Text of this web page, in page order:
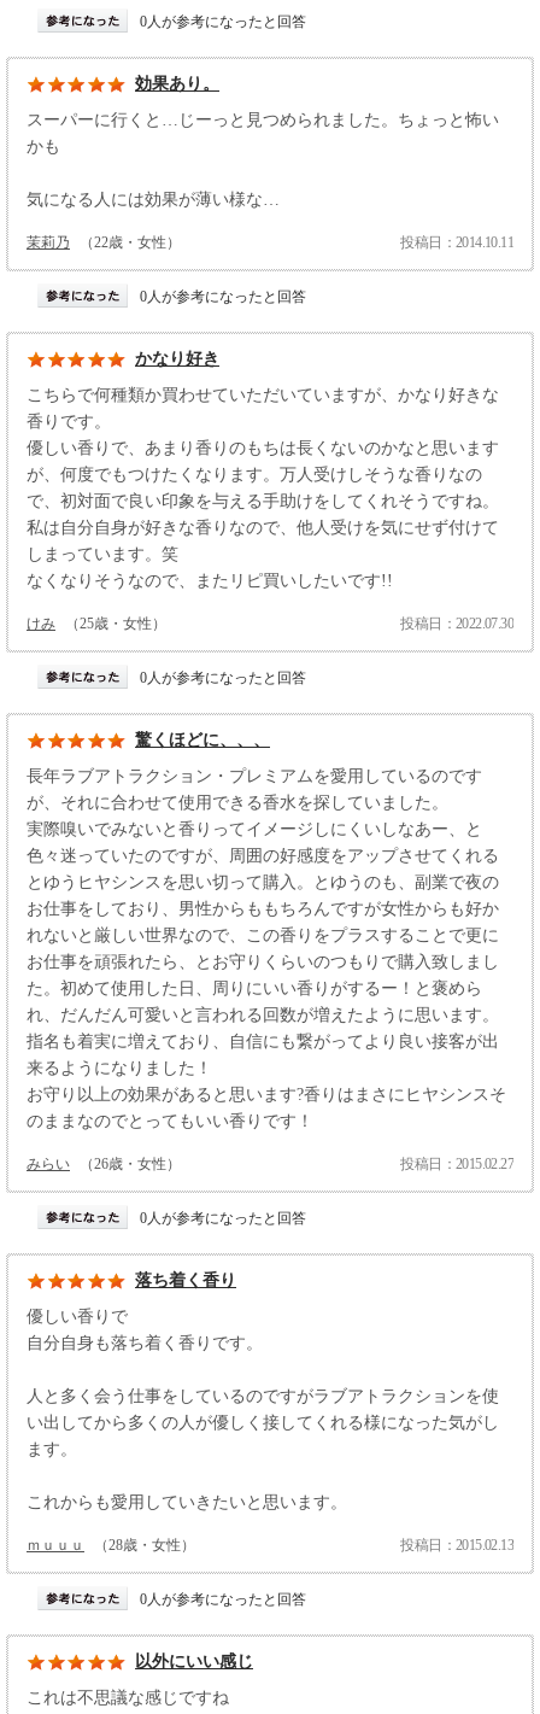
0人が参考になったと回答
効果あり。
スーパーに行くと…じーっと見つめられました。ちょっと怖い
かも
気になる人には効果が薄い様な…
茉莉乃 （22歳・女性） 投稿日：2014.10.11
0人が参考になったと回答
かなり好き
こちらで何種類か買わせていただいていますが、かなり好きな
香りです。
優しい香りで、あまり香りのもちは長くないのかなと思います
が、何度でもつけたくなります。万人受けしそうな香りなの
で、初対面で良い印象を与える手助けをしてくれそうですね。
私は自分自身が好きな香りなので、他人受けを気にせず付けて
しまっています。笑
なくなりそうなので、またリピ買いしたいです!!
けみ （25歳・女性） 投稿日：2022.07.30
0人が参考になったと回答
驚くほどに、、、
長年ラブアトラクション・プレミアムを愛用しているのです
が、それに合わせて使用できる香水を探していました。
実際嗅いでみないと香りってイメージしにくいしなあー、と
色々迷っていたのですが、周囲の好感度をアップさせてくれる
とゆうヒヤシンスを思い切って購入。とゆうのも、副業で夜の
お仕事をしており、男性からももちろんですが女性からも好か
れないと厳しい世界なので、この香りをプラスすることで更に
お仕事を頑張れたら、とお守りくらいのつもりで購入致しまし
た。初めて使用した日、周りにいい香りがするー！と褒めら
れ、だんだん可愛いと言われる回数が増えたように思います。
指名も着実に増えており、自信にも繋がってより良い接客が出
来るようになりました！
お守り以上の効果があると思います?香りはまさにヒヤシンスそ
のままなのでとってもいい香りです！
みらい （26歳・女性） 投稿日：2015.02.27
0人が参考になったと回答
落ち着く香り
優しい香りで
自分自身も落ち着く香りです。
人と多く会う仕事をしているのですがラブアトラクションを使
い出してから多くの人が優しく接してくれる様になった気がし
ます。
これからも愛用していきたいと思います。
ｍｕｕｕ （28歳・女性） 投稿日：2015.02.13
0人が参考になったと回答
以外にいい感じ
これは不思議な感じですね